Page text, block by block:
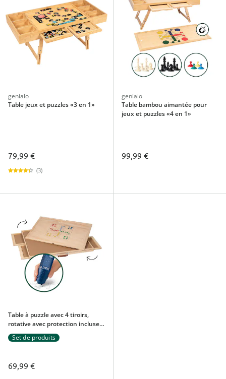
genialo
Table jeux et puzzles «3 en 1»
79,99 €
(3)
genialo
Table bambou aimantée pour
jeux et puzzles «4 en 1»
99,99 €
Table à puzzle avec 4 tiroirs,
rotative avec protection incluse +
adhésif permanent à puzzle,
200 ml Pour 1 500 pièces
Set de produits
69,99 €